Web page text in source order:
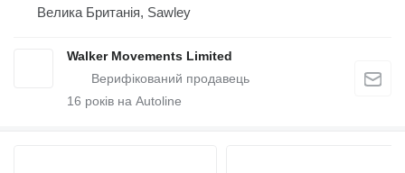
Велика Британія, Sawley
Walker Movements Limited
16 років на Autoline